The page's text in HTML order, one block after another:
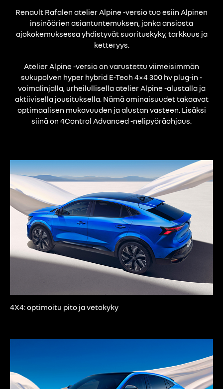
Renault Rafalen atelier Alpine -versio tuo esiin Alpinen
insinöörien asiantuntemuksen, jonka ansiosta
ajokokemuksessa yhdistyvät suorituskyky, tarkkuus ja
ketteryys.
Atelier Alpine -versio on varustettu viimeisimmän
sukupolven hyper hybrid E-Tech 4×4 300 hv plug-in -
voimalinjalla, urheilullisella atelier Alpine -alustalla ja
aktiivisella jousituksella. Nämä ominaisuudet takaavat
optimaalisen mukavuuden ja alustan vasteen. Lisäksi
siinä on 4Control Advanced -nelipyöräohjaus.
4X4: optimoitu pito ja vetokyky